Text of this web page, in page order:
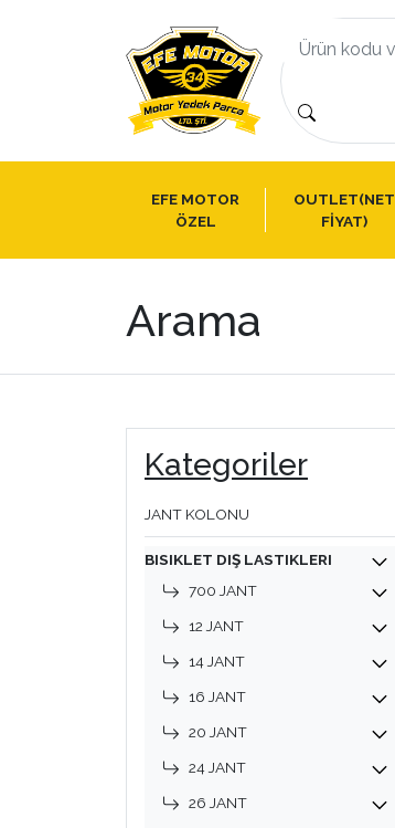
EFE MOTOR
ÖZEL
OUTLET(NET
FİYAT)
Arama
Kategoriler
JANT KOLONU
BISIKLET DIŞ LASTIKLERI
700 JANT
12 JANT
14 JANT
16 JANT
20 JANT
24 JANT
26 JANT